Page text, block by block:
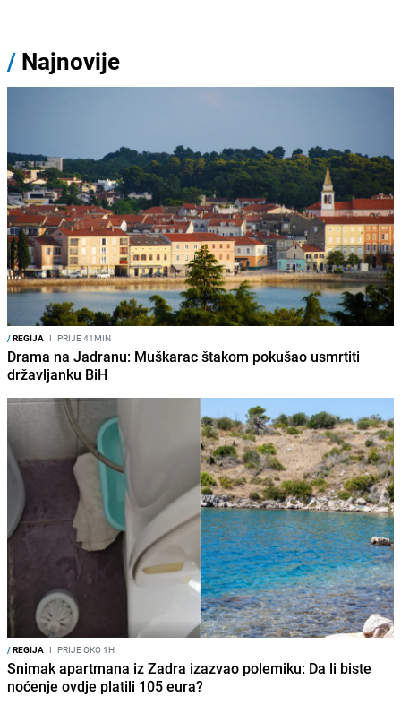
/ Najnovije
/REGIJA I PRIJE 41MIN
Drama na Jadranu: Muškarac štakom pokušao usmrtiti
državljanku BiH
/REGIJA I PRIJE OKO 1H
Snimak apartmana iz Zadra izazvao polemiku: Da li biste
noćenje ovdje platili 105 eura?